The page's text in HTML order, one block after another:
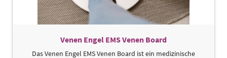
Venen Engel EMS Venen Board
Das Venen Engel EMS Venen Board ist ein medizinische